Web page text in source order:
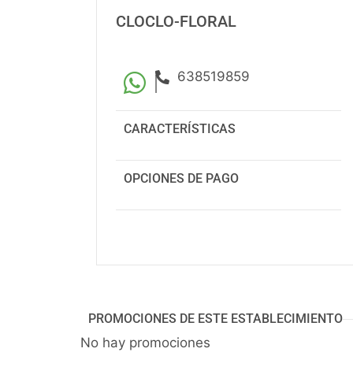
CLOCLO-FLORAL
| 638519859
CARACTERÍSTICAS
OPCIONES DE PAGO
PROMOCIONES DE ESTE ESTABLECIMIENTO
No hay promociones